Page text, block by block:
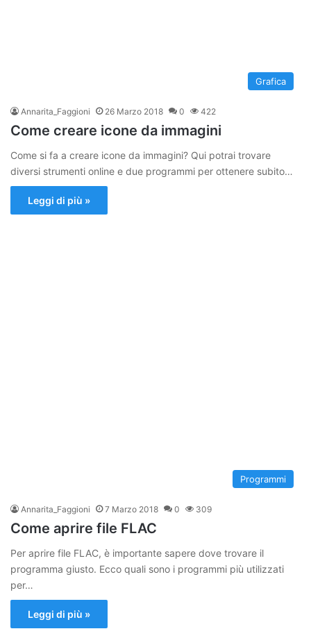
Grafica
Annarita_Faggioni 26 Marzo 2018 0 422
Come creare icone da immagini
Come si fa a creare icone da immagini? Qui potrai trovare
diversi strumenti online e due programmi per ottenere subito…
Leggi di più »
Programmi
Annarita_Faggioni 7 Marzo 2018 0 309
Come aprire file FLAC
Per aprire file FLAC, è importante sapere dove trovare il
programma giusto. Ecco quali sono i programmi più utilizzati
per…
Leggi di più »